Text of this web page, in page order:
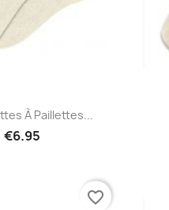
view
À Paillettes...
€6.95
favorite_border